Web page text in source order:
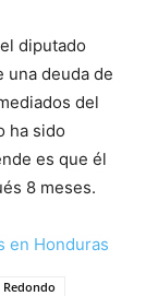
diputado
una deuda de
del
ha sido
es que él
8 meses.
en Honduras
Redondo